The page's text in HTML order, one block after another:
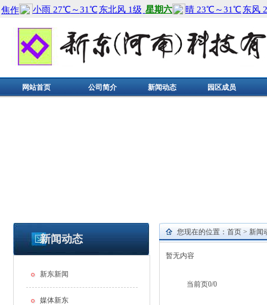
网站首页 公司简介 新闻动态 园区成员
新闻动态
新东新闻
媒体新东
您现在的位置： 首页 > 新闻
暂无内容
当前页0/0